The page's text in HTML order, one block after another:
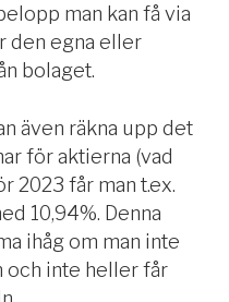
man kan få via
den egna eller
bolaget.
även räkna upp det
för aktierna (vad
2023 får man t.ex.
10,94%. Denna
ihåg om man inte
och inte heller får